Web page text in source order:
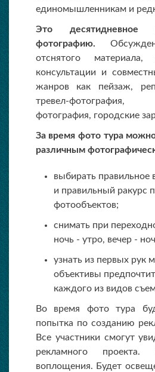
единомышленникам и
Это десятидневное
фотографию.
отснятого материала,
консультации и
жанров как пейзаж,
тревел-
фотография, городские
За время фото тура
различным
выбирать правильное
и правильный ракурс
фотообъектов;
снимать при
ночь - утро, вечер -
узнать из первых рук
объективы
каждого из видов
Во время фото тура
попытка по созданию
Все участники смогут
рекламного
воплощения. Будет